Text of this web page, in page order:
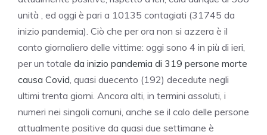
unità , ed oggi è pari a 10135 contagiati (31745 da
inizio pandemia). Ciò che per ora non si azzera è il
conto giornaliero delle vittime: oggi sono 4 in più di ieri,
per un totale da inizio pandemia di 319 persone morte
causa Covid, quasi duecento (192) decedute negli
ultimi trenta giorni. Ancora alti, in termini assoluti, i
numeri nei singoli comuni, anche se il calo delle persone
attualmente positive da quasi due settimane è